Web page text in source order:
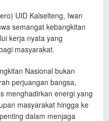
UID Kalselteng, Iwan
semangat kebangkitan
kerja nyata yang
masyarakat.
Nasional bukan
perjuangan bangsa,
menghadirkan energi yang
masyarakat hingga ke
dalam menjaga